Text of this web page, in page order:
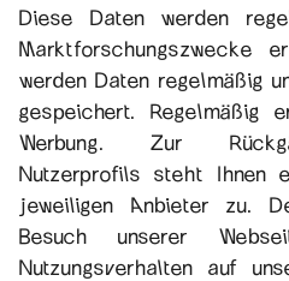
Diese Daten werden
Marktforschungszwecke
werden Daten regelmäßig
gespeichert. Regelmäßig
Werbung. Zur
Nutzerprofils steht Ihnen
jeweiligen Anbieter zu.
Besuch unserer
Nutzungsverhalten auf